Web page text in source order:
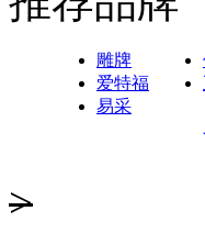
雕牌
爱特福
易采
>